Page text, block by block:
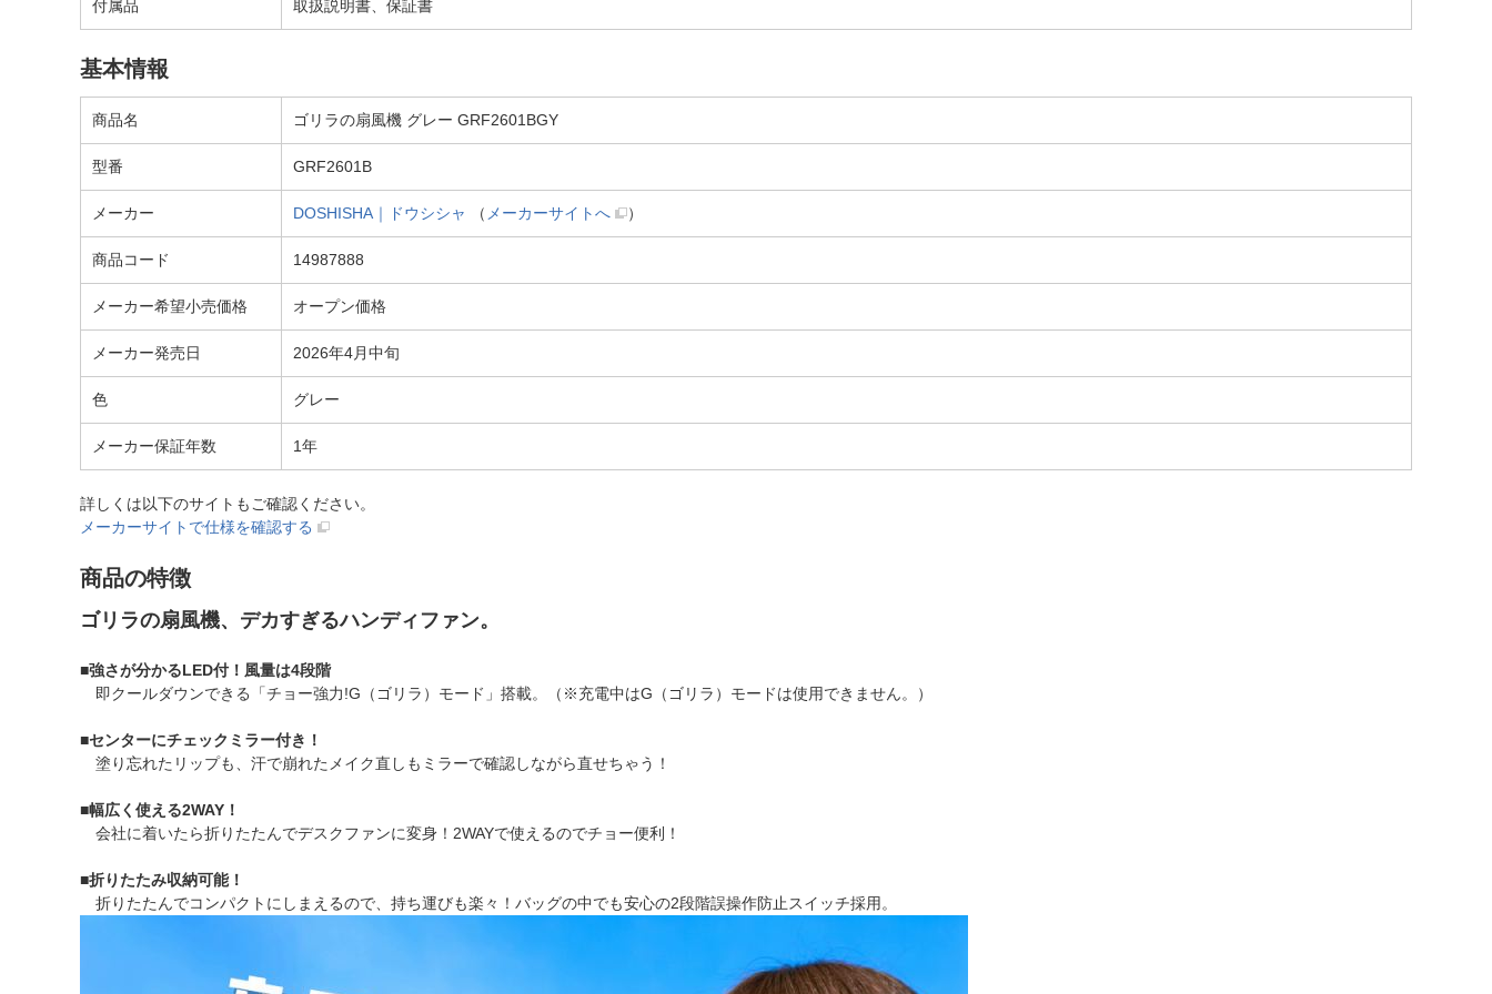
付属品 取扱説明書、保証書
基本情報
商品名 ゴリラの扇風機 グレー GRF2601BGY
型番 GRF2601B
メーカー DOSHISHA｜ドウシシャ （ メーカーサイトへ ）
商品コード 14987888
メーカー希望小売価格 オープン価格
メーカー発売日 2026年4月中旬
色 グレー
メーカー保証年数 1年
詳しくは以下のサイトもご確認ください。
メーカーサイトで仕様を確認する
商品の特徴
ゴリラの扇風機、デカすぎるハンディファン。
■強さが分かるLED付！風量は4段階
即クールダウンできる「チョー強力!G（ゴリラ）モード」搭載。（※充電中はG（ゴリラ）モードは使用できません。）
■センターにチェックミラー付き！
塗り忘れたリップも、汗で崩れたメイク直しもミラーで確認しながら直せちゃう！
■幅広く使える2WAY！
会社に着いたら折りたたんでデスクファンに変身！2WAYで使えるのでチョー便利！
■折りたたみ収納可能！
折りたたんでコンパクトにしまえるので、持ち運びも楽々！バッグの中でも安心の2段階誤操作防止スイッチ採用。